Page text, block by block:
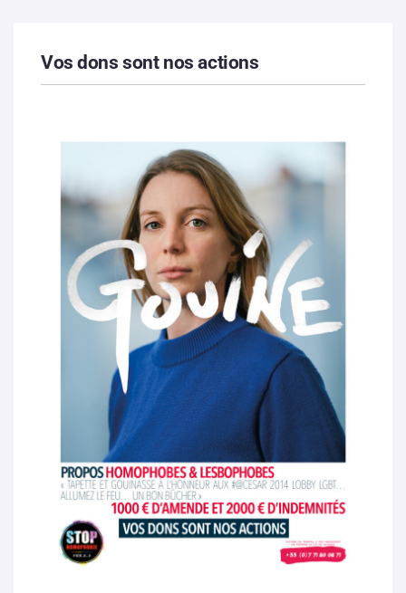
Vos dons sont nos actions